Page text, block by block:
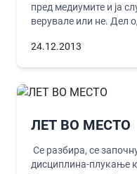
пред медиумите и ја
верувале или не. Дел
24.12.2013
ЛЕТ ВО МЕСТО
Се разбира, се
дисциплина-плукање